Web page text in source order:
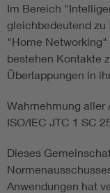
Elektrofachkraft
Im Bereich
gleichbedeutend zu
"Home Networking"
bestehen Kontakte
Überlappungen in
Wahrnehmung aller
ISO/IEC JTC 1 SC
Dieses
Anwendungen hat